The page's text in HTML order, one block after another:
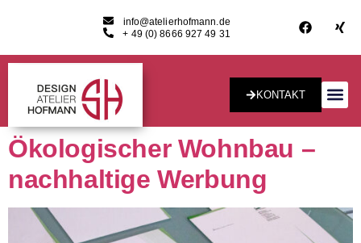
info@atelierhofmann.de
+ 49 (0) 8666 927 49 31
KONTAKT
Ökologischer Wohnbau –
nachhaltige Werbung